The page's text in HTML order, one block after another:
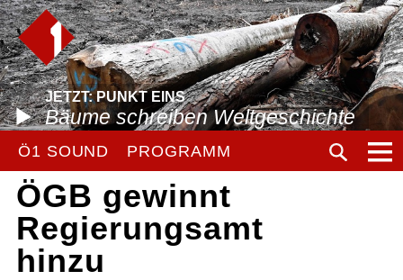
JETZT: PUNKT EINS
Bäume schreiben Weltgeschichte
Ö1 SOUND PROGRAMM
ÖGB gewinnt
Regierungsamt
hinzu